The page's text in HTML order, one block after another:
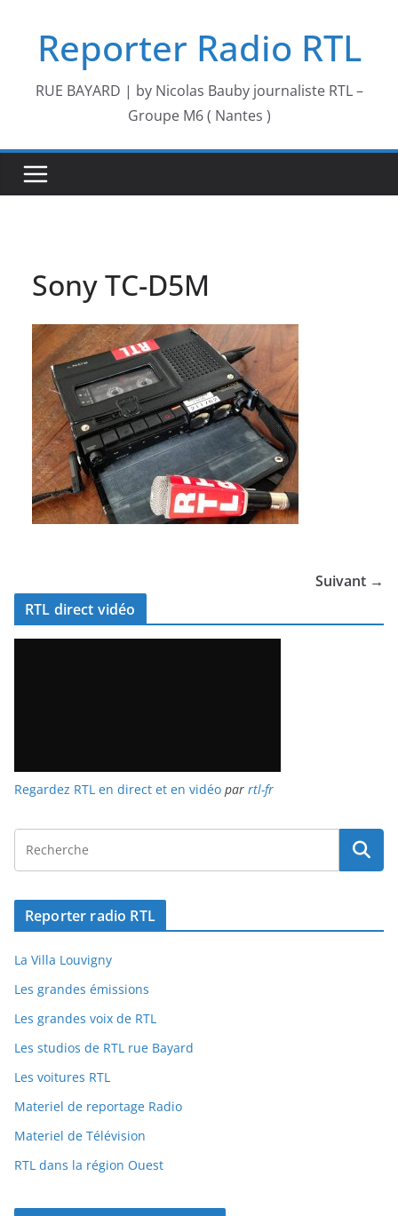
contenuReporter Radio RTL
RUE BAYARD | by Nicolas Bauby journaliste RTL –
Groupe M6 ( Nantes )
Sony TC-D5M
Suivant →
RTL direct vidéo
Regardez RTL en direct et en vidéo par rtl-fr
Reporter radio RTL
La Villa Louvigny
Les grandes émissions
Les grandes voix de RTL
Les studios de RTL rue Bayard
Les voitures RTL
Materiel de reportage Radio
Materiel de Télévision
RTL dans la région Ouest